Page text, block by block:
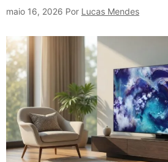
maio 16, 2026 Por Lucas Mendes